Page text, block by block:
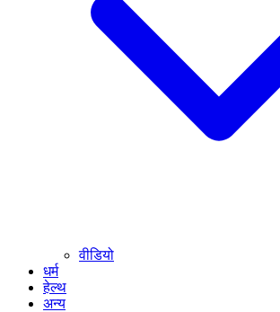
वीडियो
धर्म
हेल्थ
अन्य